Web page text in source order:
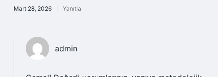
Mart 28, 2026 Yanıtla
admin